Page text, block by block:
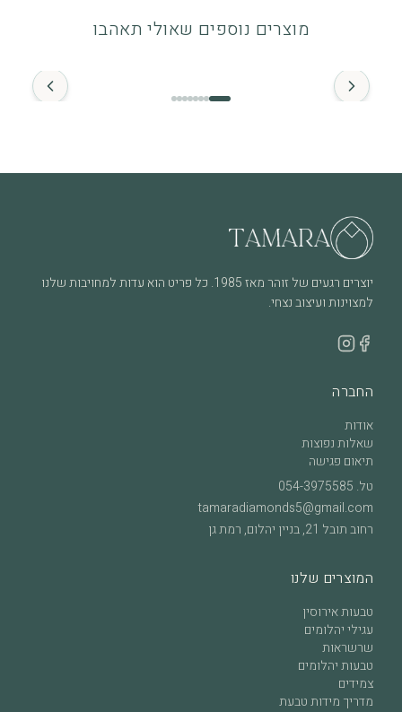
במדיניות האחריות.
התכשיט מיוצר מזהב איכותי (14K / 18K) ומשובץ ביהלומים טבעיים.
שימוש יומיומי עשוי לגרום לשחיקה טבעית לאורך זמן, וזה חלק
בבדיקה – אנחנו כאן.
מוצרים נוספים שאולי תאהבו
יוצרים רגעים של זוהר מאז 1985. כל פריט הוא עדות למחויבות שלנו
למצוינות ועיצוב נצחי.
החברה
אודות
שאלות נפוצות
תיאום פגישה
טל.
tamaradiamonds5@gmail.com
רחוב תובל 21, בניין יהלום, רמת גן
המוצרים שלנו
טבעות אירוסין
עגילי יהלומים
שרשראות
טבעות יהלומים
צמידים
מדריך מידות טבעת